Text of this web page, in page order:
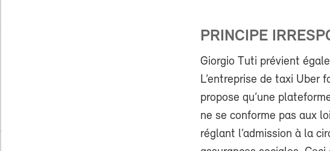
PRINCIPE
Giorgio Tuti prévient
L’entreprise de taxi Uber
propose qu’une
ne se conforme pas aux
réglant l’admission à la